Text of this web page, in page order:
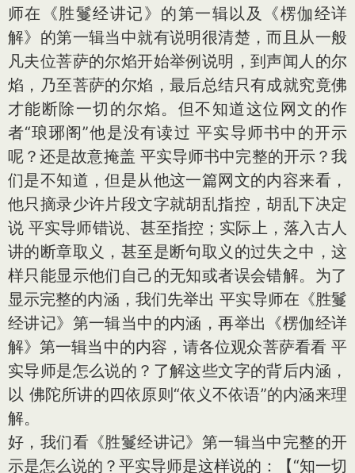
师在《胜鬘经讲记》的第一辑以及《楞伽经详
解》的第一辑当中就有说明很清楚，而且从一般
凡夫位菩萨的尔焰开始举例说明，到声闻人的尔
焰，乃至菩萨的尔焰，最后总结只有成就究竟佛
才能断除一切的尔焰。但不知道这位网文的作
者“琅琊阁”他是没有读过 平实导师书中的开示
呢？还是故意掩盖 平实导师书中完整的开示？我
们是不知道，但是从他这一篇网文的内容来看，
他只摘录少许片段文字就胡乱指控，胡乱下决定
说 平实导师错说、甚至指控；实际上，落入古人
讲的断章取义，甚至是断句取义的过失之中，这
样只能显示他们自己的无知或者误会错解。为了
显示完整的内涵，我们先举出 平实导师在《胜鬘
经讲记》第一辑当中的内涵，再举出《楞伽经详
解》第一辑当中的内容，请各位观众菩萨看看 平
实导师是怎么说的？了解这些文字的背后内涵，
以 佛陀所讲的四依原则“依义不依语”的内涵来理
解。
好，我们看《胜鬘经讲记》第一辑当中完整的开
示是怎么说的？平实导师是这样说的：【“知一切